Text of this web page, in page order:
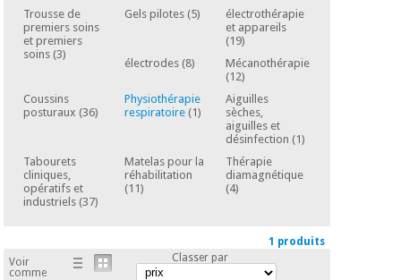
Orthopédie
chirurgicaux
(déstockage)
Sports
Armoires
Vétérinaire
Trousse de
premiers soins
et premiers
soins (3)
Gels pilotes (5)
électrothérapie
et appareils
(19)
électrodes (8)
Mécanothérapie
(12)
Coussins
posturaux (36)
Physiothérapie
respiratoire (1)
Aiguilles
sèches,
aiguilles et
désinfection (1)
Tabourets
cliniques,
opératifs et
industriels (37)
Matelas pour la
réhabilitation
(11)
Thérapie
diamagnétique
(4)
1 produits
Voir
comme
Classer par